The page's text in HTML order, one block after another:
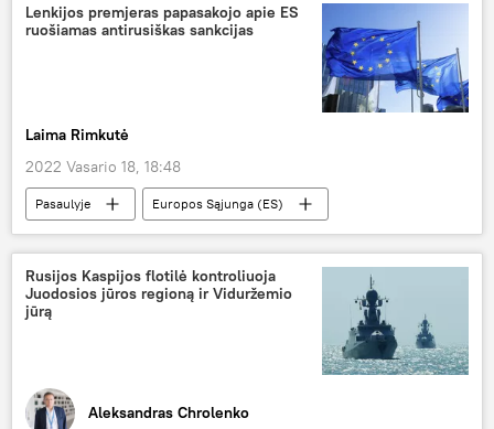
Lenkijos premjeras papasakojo apie ES
ruošiamas antirusiškas sankcijas
Laima Rimkutė
2022 Vasario 18, 18:48
Pasaulyje
Europos Sąjunga (ES)
Mateuszas Moraveckis
Rusija
sankcijos
Ukraina
Rusijos Kaspijos flotilė kontroliuoja
Juodosios jūros regioną ir Viduržemio
jūrą
Aleksandras Chrolenko